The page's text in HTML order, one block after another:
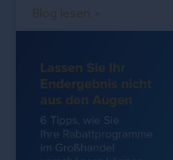
Blog lesen >